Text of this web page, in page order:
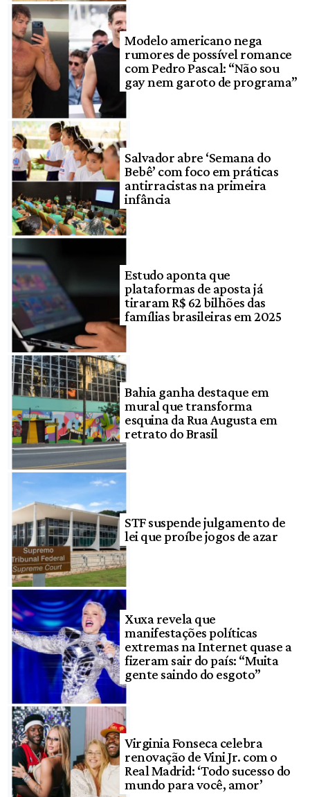
Modelo americano nega
rumores de possível romance
com Pedro Pascal: “Não sou
gay nem garoto de programa”
Salvador abre ‘Semana do
Bebê’ com foco em práticas
antirracistas na primeira
infância
Estudo aponta que
plataformas de aposta já
tiraram R$ 62 bilhões das
famílias brasileiras em 2025
Bahia ganha destaque em
mural que transforma
esquina da Rua Augusta em
retrato do Brasil
STF suspende julgamento de
lei que proíbe jogos de azar
Xuxa revela que
manifestações políticas
extremas na Internet quase a
fizeram sair do país: “Muita
gente saindo do esgoto”
Virginia Fonseca celebra
renovação de Vini Jr. com o
Real Madrid: ‘Todo sucesso do
mundo para você, amor’